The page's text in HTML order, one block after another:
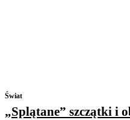
Świat
„Splątane” szczątki i